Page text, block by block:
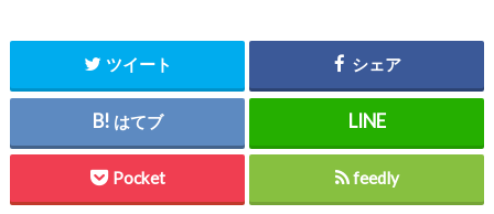
ツイート シェア
はてブ
Pocket feedly